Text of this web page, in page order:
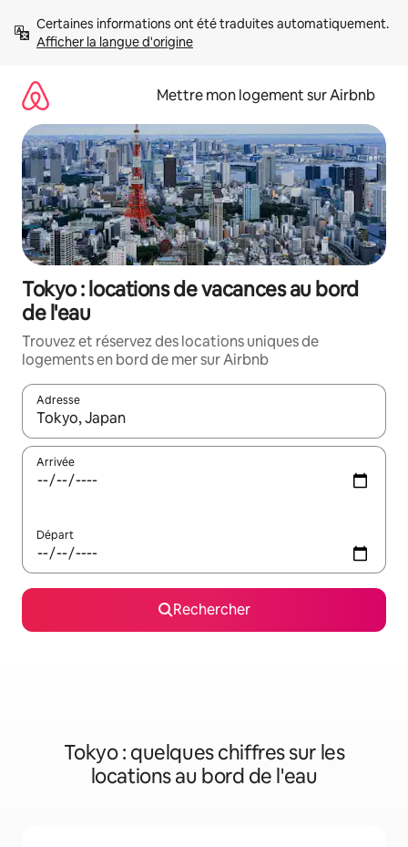
directement
Afficher la langue d'origine
Mettre mon logement sur Airbnb
Tokyo : locations de vacances au bord
de l'eau
Trouvez et réservez des locations uniques de
logements en bord de mer sur Airbnb
Adresse
Lorsque les résultats s'affichent, utilisez les flèches vers le
Arrivée
Départ
Rechercher
Tokyo : quelques chiffres sur les
locations au bord de l'eau